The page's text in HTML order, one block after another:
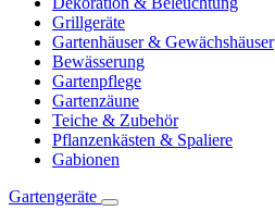
Grillgeräte
Gartenhäuser & Gewächshäuser
Bewässerung
Gartenpflege
Gartenzäune
Teiche & Zubehör
Pflanzenkästen & Spaliere
Gabionen
Gartengeräte